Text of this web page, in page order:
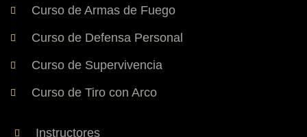
Curso de Armas de Fuego
Curso de Defensa Personal
Curso de Supervivencia
Curso de Tiro con Arco
Instructores